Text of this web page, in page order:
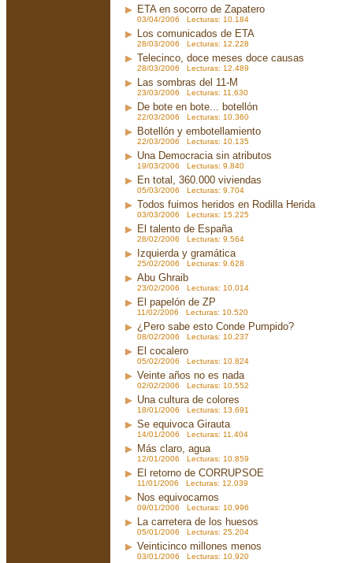
ETA en socorro de Zapatero
03/04/2006 Lecturas: 10.184
Los comunicados de ETA
28/03/2006 Lecturas: 12.228
Telecinco, doce meses doce causas
28/03/2006 Lecturas: 12.489
Las sombras del 11-M
23/03/2006 Lecturas: 11.630
De bote en bote... botellón
22/03/2006 Lecturas: 10.360
Botellón y embotellamiento
22/03/2006 Lecturas: 10.135
Una Democracia sin atributos
19/03/2006 Lecturas: 9.840
En total, 360.000 viviendas
05/03/2006 Lecturas: 9.704
Todos fuimos heridos en Rodilla Herida
03/03/2006 Lecturas: 15.225
El talento de España
28/02/2006 Lecturas: 9.564
Izquierda y gramática
25/02/2006 Lecturas: 9.628
Abu Ghraib
23/02/2006 Lecturas: 10.014
El papelón de ZP
11/02/2006 Lecturas: 10.520
¿Pero sabe esto Conde Pumpido?
08/02/2006 Lecturas: 10.237
El cocalero
05/02/2006 Lecturas: 10.824
Veinte años no es nada
02/02/2006 Lecturas: 10.552
Una cultura de colores
18/01/2006 Lecturas: 13.691
Se equivoca Girauta
14/01/2006 Lecturas: 11.404
Más claro, agua
12/01/2006 Lecturas: 10.859
El retorno de CORRUPSOE
11/01/2006 Lecturas: 12.039
Nos equivocamos
09/01/2006 Lecturas: 10.996
La carretera de los huesos
05/01/2006 Lecturas: 25.204
Veinticinco millones menos
03/01/2006 Lecturas: 10.920